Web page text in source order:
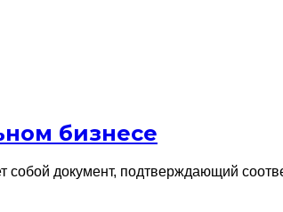
бизнесе
документ, подтверждающий